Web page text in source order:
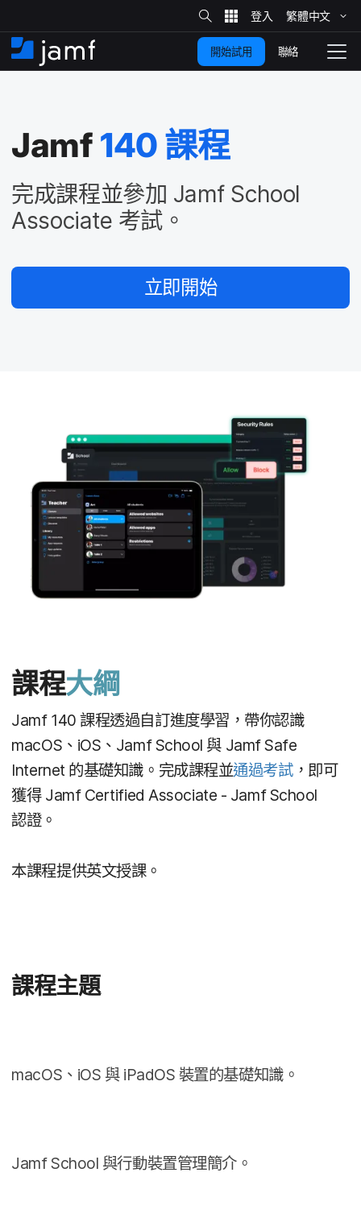
​
至
​
內
容
網
站
​搜
尋
繁體​中文
住
家
切
換
開始試用 聯絡
Jamf 140 課程
完成​課程​並​參加 Jamf School
Associate 考試。
立即​開始
課程大綱
Jamf 140課程​透過​自訂進度​學習，​帶你​認識
macOS 、 iOS 、 Jamf School 與 Jamf Safe
Internet 的​基礎​知識。​完成​課程​並通過​考試，​即可​
獲得Jamf Certified Associate - Jamf School
認證。
本​課程​提供​英文​授課。
課程​主題
macOS 、 iOS 與iPadOS 裝置​的​基礎​知識。
Jamf School 與​行動​裝置​管理​簡介。